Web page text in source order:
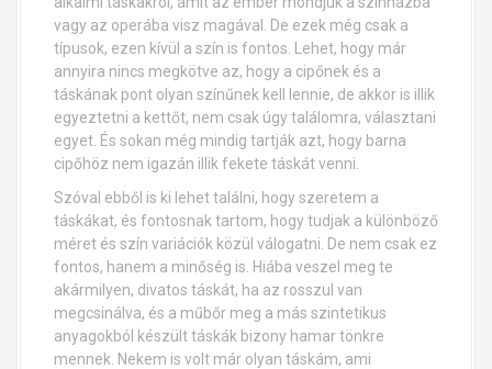
vagy az operába visz magával. De ezek még csak a
típusok, ezen kívül a szín is fontos. Lehet, hogy már
annyira nincs megkötve az, hogy a cipőnek és a
táskának pont olyan színűnek kell lennie, de akkor is illik
egyeztetni a kettőt, nem csak úgy találomra, választani
egyet. És sokan még mindig tartják azt, hogy barna
cipőhöz nem igazán illik fekete táskát venni.
Szóval ebből is ki lehet találni, hogy szeretem a
táskákat, és fontosnak tartom, hogy tudjak a különböző
méret és szín variációk közül válogatni. De nem csak ez
fontos, hanem a minőség is. Hiába veszel meg te
akármilyen, divatos táskát, ha az rosszul van
megcsinálva, és a műbőr meg a más szintetikus
anyagokból készült táskák bizony hamar tönkre
mennek. Nekem is volt már olyan táskám, ami